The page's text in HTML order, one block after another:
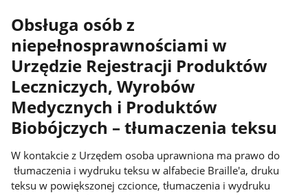
Obsługa osób z
niepełnosprawnościami w
Urzędzie Rejestracji Produktów
Leczniczych, Wyrobów
Medycznych i Produktów
Biobójczych – tłumaczenia teksu
W kontakcie z Urzędem osoba uprawniona ma prawo do
tłumaczenia i wydruku teksu w alfabecie Braille'a, druku
teksu w powiększonej czcionce, tłumaczenia i wydruku